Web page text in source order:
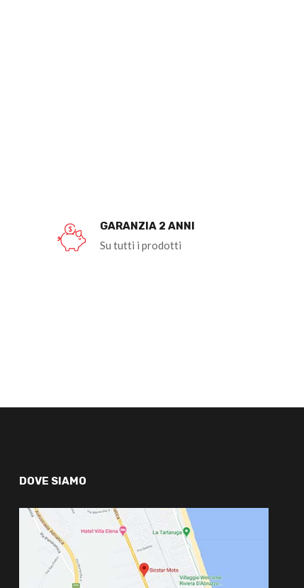
GARANZIA 2 ANNI
Su tutti i prodotti
DOVE SIAMO